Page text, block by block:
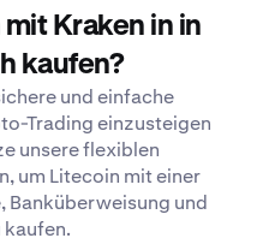
Kraken in in
kaufen?
und einfache
Trading einzusteigen
unsere flexiblen
um Litecoin mit einer
und
kaufen.